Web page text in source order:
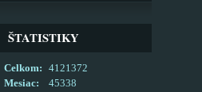
ŠTATISTIKY
Celkom:
4121372
Mesiac:
45338